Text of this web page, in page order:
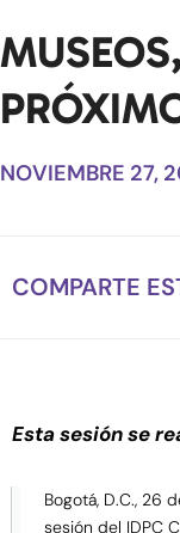
NOVIEMBRE 27,
COMPARTE
Esta sesión se
Bogotá, D.C., 26
sesión del IDPC